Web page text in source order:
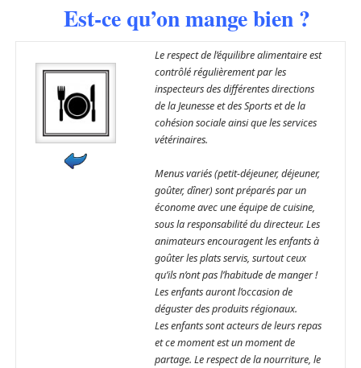
Est-ce qu’on mange bien ?
Le respect de l’équilibre alimentaire est
contrôlé régulièrement par les
inspecteurs des différentes directions
de la Jeunesse et des Sports et de la
cohésion sociale ainsi que les services
vétérinaires.
Menus variés (petit-déjeuner, déjeuner,
goûter, dîner) sont préparés par un
économe avec une équipe de cuisine,
sous la responsabilité du directeur. Les
animateurs encouragent les enfants à
goûter les plats servis, surtout ceux
qu’ils n’ont pas l’habitude de manger !
Les enfants auront l’occasion de
déguster des produits régionaux.
Les enfants sont acteurs de leurs repas
et ce moment est un moment de
partage. Le respect de la nourriture, le